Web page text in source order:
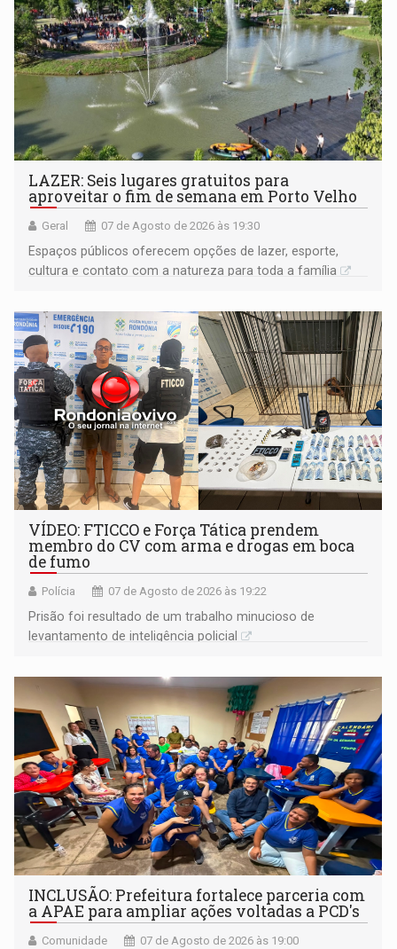
LAZER: Seis lugares gratuitos para
aproveitar o fim de semana em Porto Velho
Geral 07 de Agosto de 2026 às 19:30
Espaços públicos oferecem opções de lazer, esporte,
cultura e contato com a natureza para toda a família
VÍDEO: FTICCO e Força Tática prendem
membro do CV com arma e drogas em boca
de fumo
Polícia 07 de Agosto de 2026 às 19:22
Prisão foi resultado de um trabalho minucioso de
levantamento de inteligência policial
INCLUSÃO: Prefeitura fortalece parceria com
a APAE para ampliar ações voltadas a PCD's
Comunidade 07 de Agosto de 2026 às 19:00